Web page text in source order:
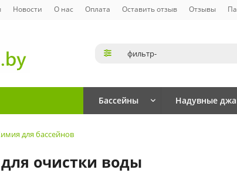
Новости О нас Оплата Оставить отзыв Отзывы
Бассейны Надувные
для бассейнов
очистки воды